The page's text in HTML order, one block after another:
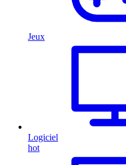
Jeux
Logiciel
hot